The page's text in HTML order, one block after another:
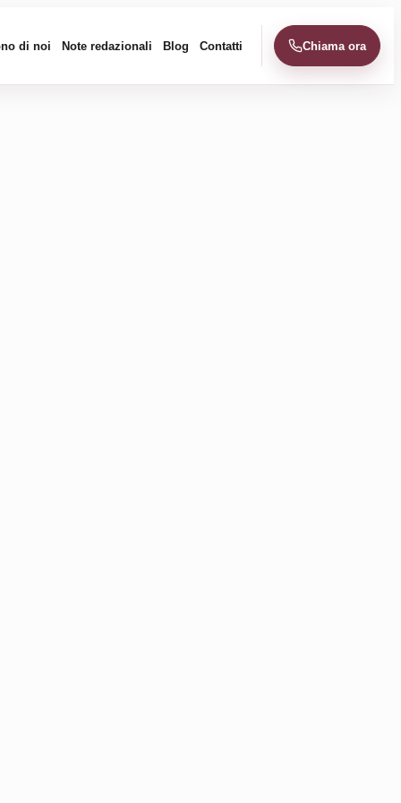
di noi Note redazionali Blog Contatti Chiama ora